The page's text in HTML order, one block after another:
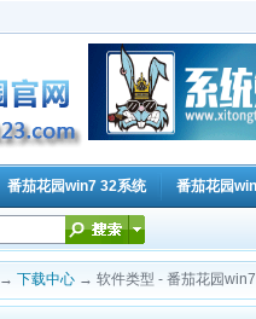
番茄花园win7 32系统 番茄花园
→ 下载中心 → 软件类型 - 番茄花园